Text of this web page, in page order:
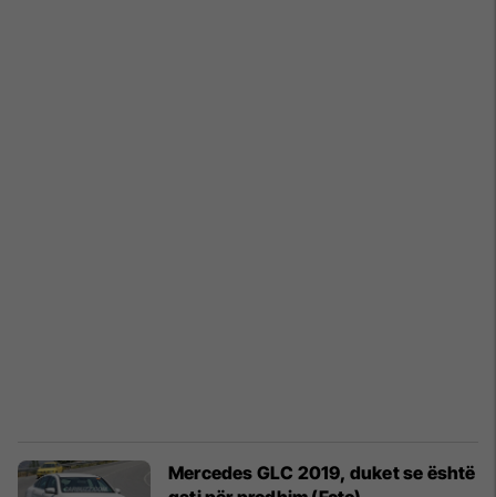
Mercedes GLC 2019, duket se është